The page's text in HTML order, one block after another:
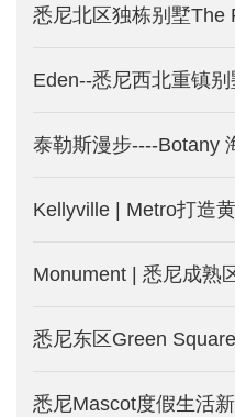
悉尼北区独栋别墅The
Eden--悉尼西北重镇别
泰勒斯漫步----Botany
悉尼东区Green
悉尼Mascot度假生活